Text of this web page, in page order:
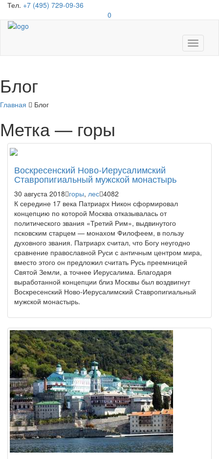
Тел. +7 (495) 729-09-36
0
Toggle
Блог
Главная Блог
Метка — горы
Воскресенский Ново-Иерусалимский
Ставропигиальный мужской монастырь
30 августа 2018 горы, лес 4082
К середине 17 века Патриарх Никон сформировал
концепцию по которой Москва отказывалась от
политического звания «Третий Рим», выдвинутого
псковским старцем — монахом Филофеем, в пользу
духовного звания. Патриарх считал, что Богу неугодно
сравнение православной Руси с античным центром мира,
вместо этого он предложил считать Русь преемницей
Святой Земли, а точнее Иерусалима. Благодаря
выработанной концепции близ Москвы был воздвигнут
Воскресенский Ново-Иерусалимский Ставропигиальный
мужской монастырь.